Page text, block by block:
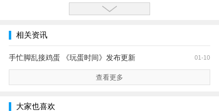
相关资讯
手忙脚乱接鸡蛋 《玩蛋时间》发布更新 01-10
查看更多
大家也喜欢